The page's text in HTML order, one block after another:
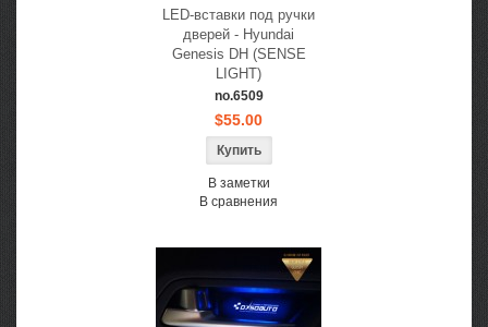
LED-вставки под ручки
дверей - Hyundai
Genesis DH (SENSE
LIGHT)
no.6509
$55.00
В заметки
В сравнения